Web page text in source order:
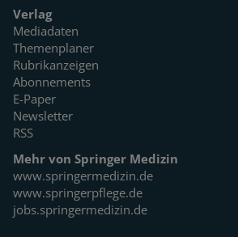
Verlag
Mediadaten
Themenplaner
Rubrikanzeigen
Abonnements
E-Paper
Newsletter
RSS
Mehr von Springer Medizin
www.springermedizin.de
www.springerpflege.de
jobs.springermedizin.de